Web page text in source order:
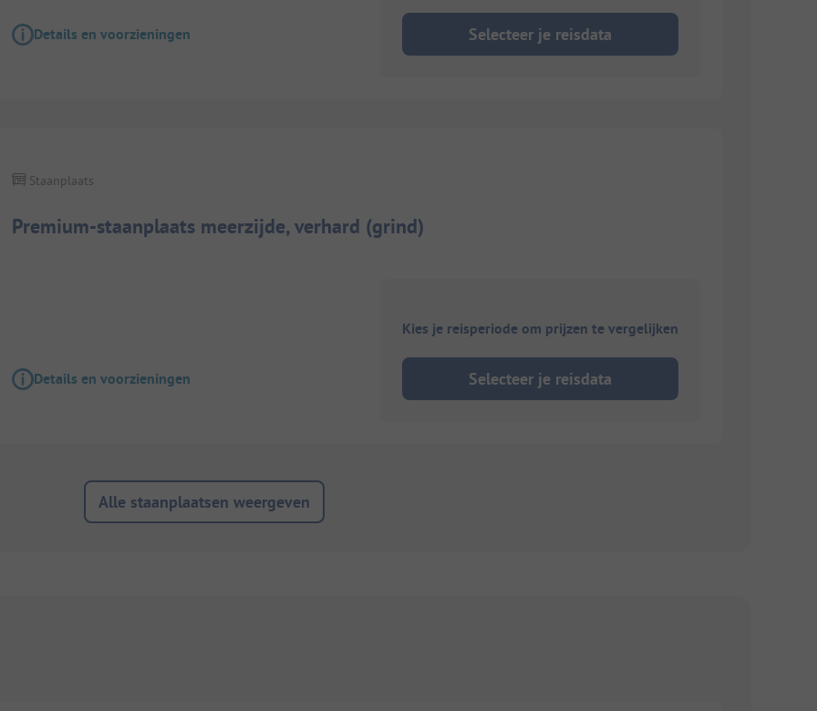
Details en voorzieningen Selecteer je reisdata
Premium-staanplaats meerzijde, verhard (grind)
Staanplaats
Details en voorzieningen
Kies je reisperiode om prijzen te vergelijken
Selecteer je reisdata
Alle staanplaatsen weergeven